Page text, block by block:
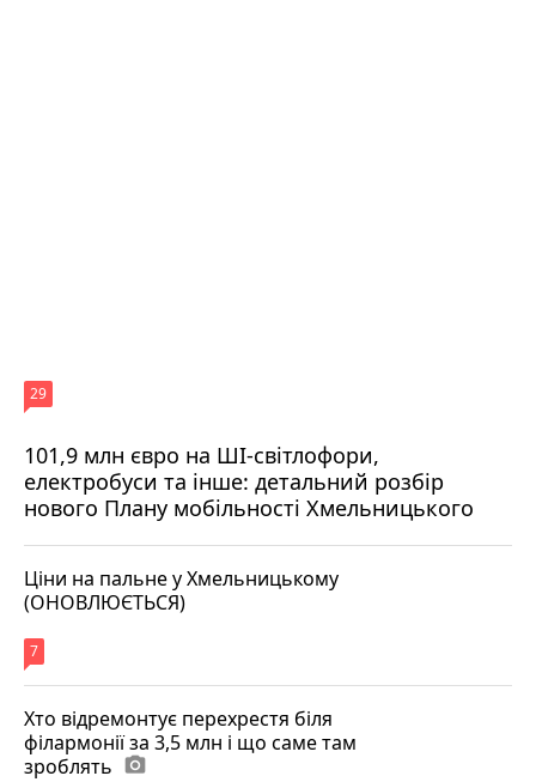
101,9 млн євро на ШІ-світлофори,
електробуси та інше: детальний розбір
нового Плану мобільності Хмельницького
29
Ціни на пальне у Хмельницькому
(ОНОВЛЮЄТЬСЯ)
7
Хто відремонтує перехрестя біля
філармонії за 3,5 млн і що саме там
зроблять photo_camera